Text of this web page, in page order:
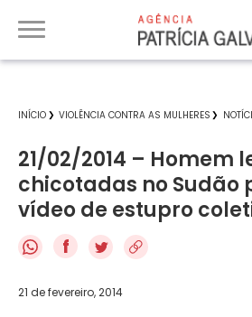
INÍCIO VIOLÊNCIA CONTRA AS MULHERES
21/02/2014 – Homem
chicotadas no Sudão
vídeo de estupro
f
21 de fevereiro, 2014